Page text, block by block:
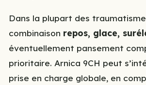
Dans la plupart des
combinaison repos, glace,
éventuellement pansement
prioritaire. Arnica 9CH peut
prise en charge globale, en